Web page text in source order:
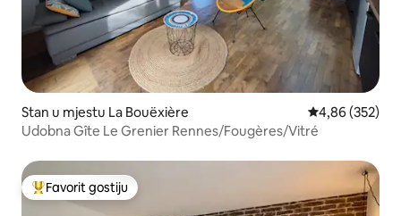
Stan u mjestu La Bouëxière Prosječna
4,86 (352)
Udobna Gîte Le Grenier Rennes/Fougères/Vitré
Glavni favorit gostiju
Favorit gostiju